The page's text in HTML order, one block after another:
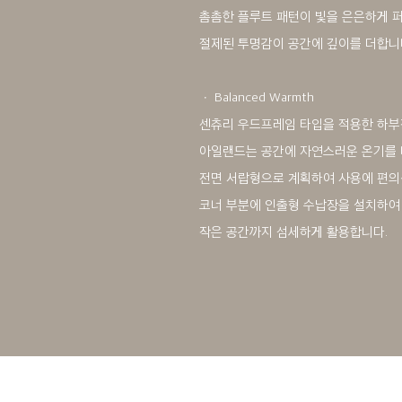
촘촘한 플루트 패턴이 빛을 은은하게
절제된 투명감이 공간에 깊이를 더합니
ㆍ Balanced Warmth
센츄리 우드프레임 타입을 적용한 하
아일랜드는 공간에 자연스러운 온기를
전면 서랍형으로 계획하여 사용에 편의
코너 부분에 인출형 수납장을 설치하여
작은 공간까지 섬세하게 활용합니다.